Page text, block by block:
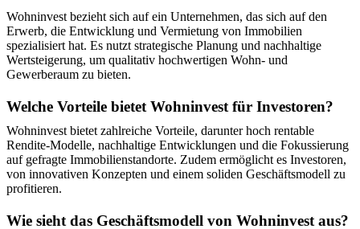
Wohninvest bezieht sich auf ein Unternehmen, das sich auf den
Erwerb, die Entwicklung und Vermietung von Immobilien
spezialisiert hat. Es nutzt strategische Planung und nachhaltige
Wertsteigerung, um qualitativ hochwertigen Wohn- und
Gewerberaum zu bieten.
Welche Vorteile bietet Wohninvest für Investoren?
Wohninvest bietet zahlreiche Vorteile, darunter hoch rentable
Rendite-Modelle, nachhaltige Entwicklungen und die Fokussierung
auf gefragte Immobilienstandorte. Zudem ermöglicht es Investoren,
von innovativen Konzepten und einem soliden Geschäftsmodell zu
profitieren.
Wie sieht das Geschäftsmodell von Wohninvest aus?